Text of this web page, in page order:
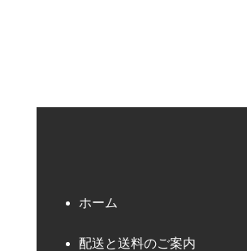
ホーム
配送と送料のご案内